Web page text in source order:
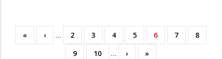
Pagination
First
«
Previous
‹ … Orria
2 Orria
3 Orria
4 Orria
5
Uneko
orrialdea
6 Orria
7 Orria
8
Orria
9 Orria
10 …
Next
›
Last
»